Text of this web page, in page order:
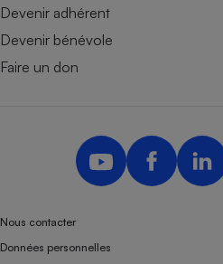
Devenir adhérent
Devenir bénévole
Faire un don
Nous contacter
Données personnelles